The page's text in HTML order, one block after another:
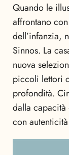
Quando le
affrontano
dell’infanzia,
Sinnos. La
nuova
piccoli lettori
profondità.
dalla
con